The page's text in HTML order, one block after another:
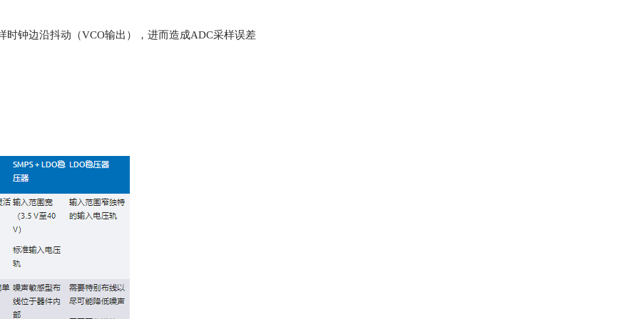
时钟边沿抖动（VCO输出），进而造成ADC采样误差